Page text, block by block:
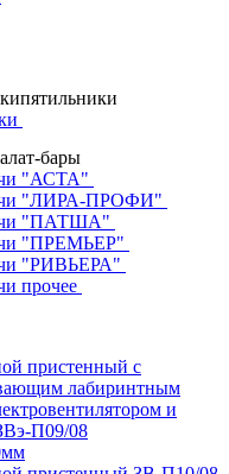
бары
"АСТА"
"ЛИРА-ПРОФИ"
"ПАТША"
"ПРЕМЬЕР"
"РИВЬЕРА"
прочее
пристенный с
лабиринтным
и
П09/08